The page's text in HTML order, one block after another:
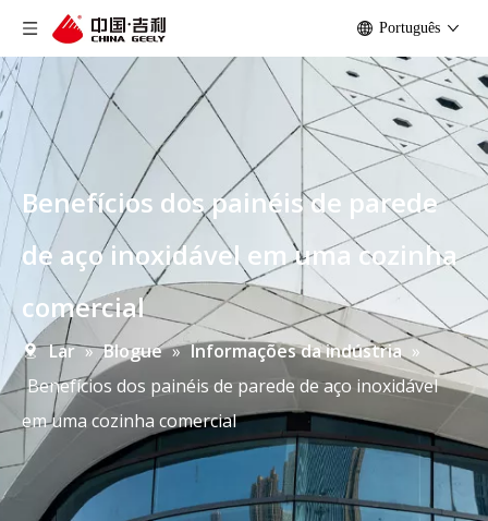
Português
Benefícios dos painéis de parede
de aço inoxidável em uma cozinha
comercial
Lar » Blogue » Informações da indústria »
Benefícios dos painéis de parede de aço inoxidável
em uma cozinha comercial